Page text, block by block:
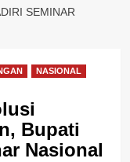
SEMINAR
NASIONAL
Bupati
Nasional